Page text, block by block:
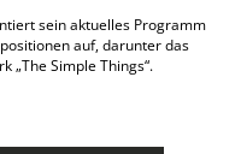
sein aktuelles Programm
auf, darunter das
„The Simple Things“.